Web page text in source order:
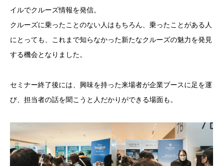
イルでクルーズ情報を発信。
クルーズに乗ったことのない人はもちろん、乗ったことがある人
にとっても、これまで知らなかった新たなクルーズの魅力を発見
する機会となりました。
セミナー終了後には、興味を持った来場者が企業ブースに足を運
び、担当者の話を聞こうと人だかりができる場面も。